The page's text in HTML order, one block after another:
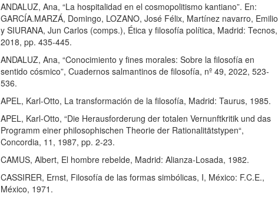
ANDALUZ, Ana, “La hospitalidad en el cosmopolitismo kantiano”. En:
GARCÍA.MARZÁ, Domingo, LOZANO, José Félix, Martínez navarro, Emilio
y SIURANA, Jun Carlos (comps.), Ética y filosofía política, Madrid: Tecnos,
2018, pp. 435-445.
ANDALUZ, Ana, “Conocimiento y fines morales: Sobre la filosofía en
sentido cósmico”, Cuadernos salmantinos de filosofía, nº 49, 2022, 523-
536.
APEL, Karl-Otto, La transformación de la filosofía, Madrid: Taurus, 1985.
APEL, Karl-Otto, “Die Herausforderung der totalen Vernunftkritik und das
Programm einer philosophischen Theorie der Rationalitätstypen“,
Concordia, 11, 1987, pp. 2-23.
CAMUS, Albert, El hombre rebelde, Madrid: Alianza-Losada, 1982.
CASSIRER, Ernst, Filosofía de las formas simbólicas, I, México: F.C.E.,
México, 1971.